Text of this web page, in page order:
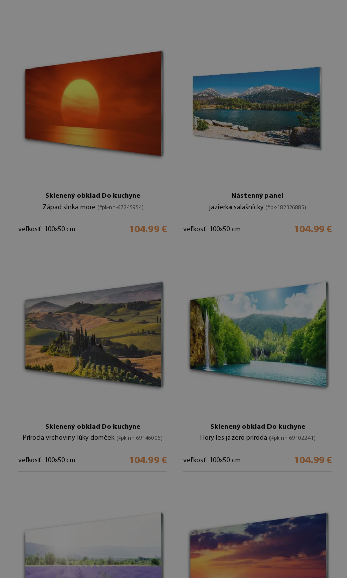
Sklenený obklad Do kuchyne
Západ slnka more (#pk-nn-67245954)
veľkosť: 100x50 cm 104.99 €
Nástenný panel
jazierka salašnícky (#pk-182326885)
veľkosť: 100x50 cm 104.99 €
Sklenený obklad Do kuchyne
Príroda vrchoviny lúky domček (#pk-nn-69146006)
veľkosť: 100x50 cm 104.99 €
Sklenený obklad Do kuchyne
Hory les jazero príroda (#pk-nn-69102241)
veľkosť: 100x50 cm 104.99 €